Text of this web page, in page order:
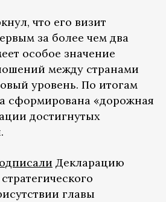
что его визит
за более чем два
особое значение
между странами
уровень. По итогам
сформирована «дорожная
достигнутых
Декларацию
главы